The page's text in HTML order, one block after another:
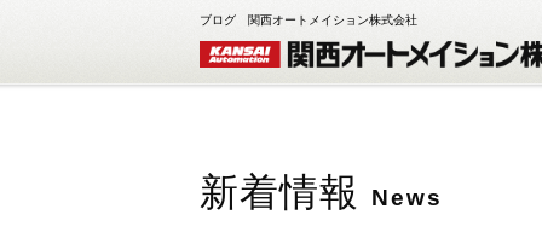
ブログ 関西オートメイション株式会社
新着情報 News